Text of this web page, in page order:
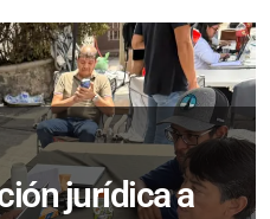
jurídica a